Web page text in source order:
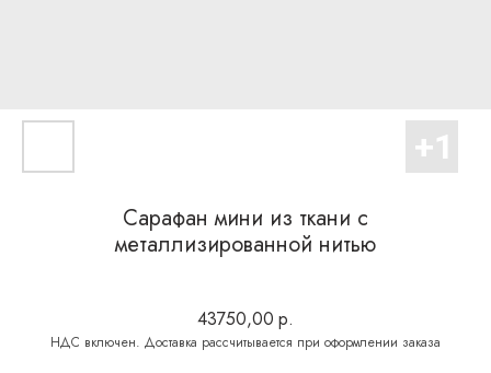
Сарафан мини из ткани с
металлизированной нитью
43750,00 р.